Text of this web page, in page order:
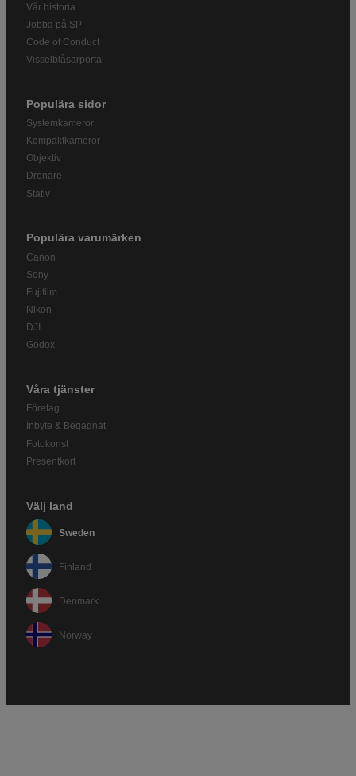
Vår historia
Jobba på SP
Code of Conduct
Visselblåsarportal
Populära sidor
Systemkameror
Kompaktkameror
Objektiv
Drönare
Stativ
Populära varumärken
Canon
Sony
Fujifilm
Nikon
DJI
Godox
Våra tjänster
Företag
Inbyte & Begagnat
Fotokonst
Presentkort
Välj land
Sweden
Finland
Denmark
Norway